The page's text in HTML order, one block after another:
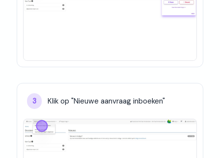
3 Klik op "Nieuwe aanvraag inboeken"